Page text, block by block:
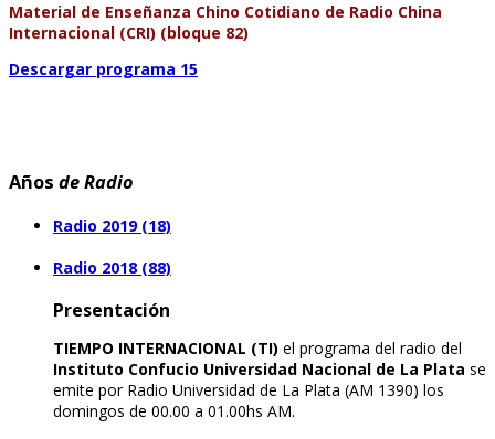
Material de Enseñanza Chino Cotidiano de Radio China
Internacional (CRI) (bloque 82)
Descargar programa 15
Años de Radio
Radio 2019 (18)
Radio 2018 (88)
Presentación
TIEMPO INTERNACIONAL (TI) el programa del radio del
Instituto Confucio Universidad Nacional de La Plata se
emite por Radio Universidad de La Plata (AM 1390) los
domingos de 00.00 a 01.00hs AM.